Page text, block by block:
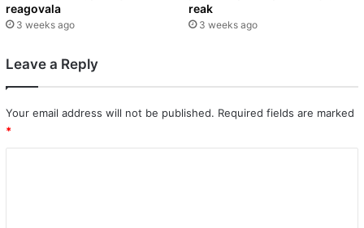
reagovala
3 weeks ago
reak
3 weeks ago
Leave a Reply
Your email address will not be published. Required fields are marked
*